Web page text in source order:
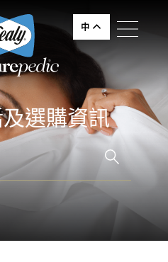
中
選購資訊